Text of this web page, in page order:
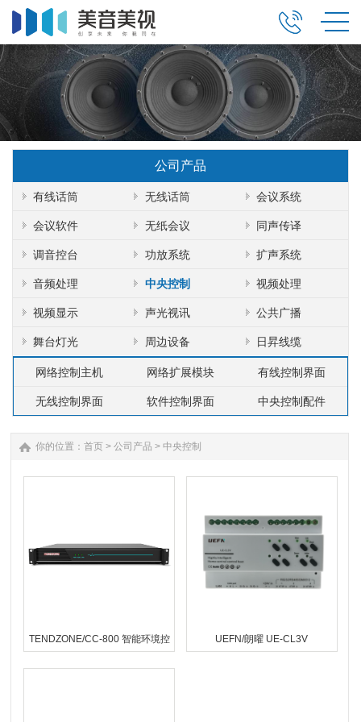
公司产品
有线话筒 无线话筒 会议系统
会议软件 无纸会议 同声传译
调音控台 功放系统 扩声系统
音频处理 中央控制 视频处理
视频显示 声光视讯 公共广播
舞台灯光 周边设备 日昇线缆
网络控制主机 网络扩展模块 有线控制界面
无线控制界面 软件控制界面 中央控制配件
你的位置： 首页 > 公司产品 > 中央控制
TENDZONE/CC-800 智能环境控 UEFN/朗曜 UE-CL3V